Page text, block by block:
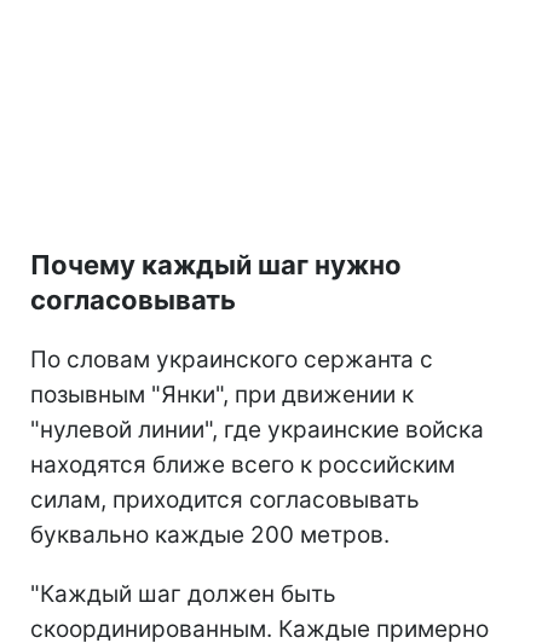
Почему каждый шаг нужно
согласовывать
По словам украинского сержанта с
позывным "Янки", при движении к
"нулевой линии", где украинские войска
находятся ближе всего к российским
силам, приходится согласовывать
буквально каждые 200 метров.
"Каждый шаг должен быть
скоординированным. Каждые примерно